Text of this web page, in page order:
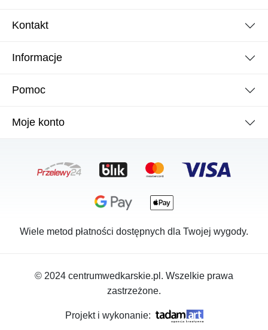
Kontakt
Informacje
Pomoc
Moje konto
Wiele metod płatności dostępnych dla Twojej wygody.
© 2024 centrumwedkarskie.pl. Wszelkie prawa
zastrzeżone.
Projekt i wykonanie: